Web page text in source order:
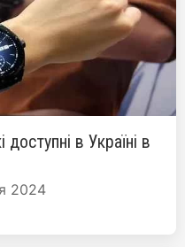
в Україні в
2024